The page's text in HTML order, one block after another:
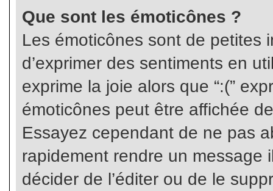
Que sont les émoticônes ?
Les émoticônes sont de petites
d’exprimer des sentiments en
exprime la joie alors que “:(”
émoticônes peut être affichée
Essayez cependant de ne pas
rapidement rendre un message
décider de l’éditer ou de le